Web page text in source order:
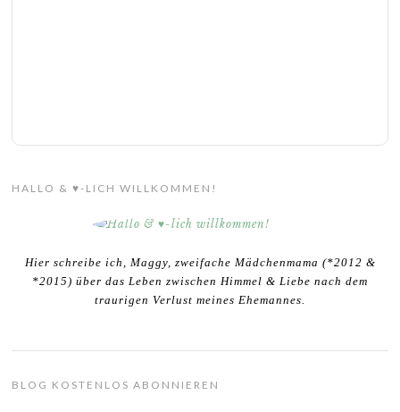
HALLO & ♥-LICH WILLKOMMEN!
Hier schreibe ich, Maggy, zweifache Mädchenmama (*2012 &
*2015) über das Leben zwischen Himmel & Liebe nach dem
traurigen Verlust meines Ehemannes.
BLOG KOSTENLOS ABONNIEREN